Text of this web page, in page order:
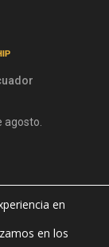
agosto.
en
en los